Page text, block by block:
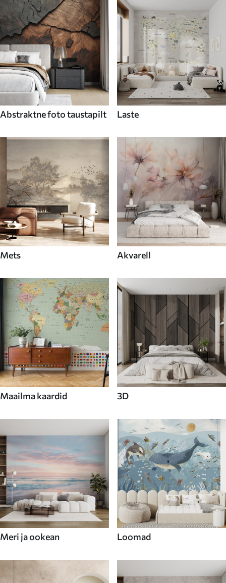
Abstraktne foto taustapilt Laste
Mets Akvarell
Maailma kaardid 3D
Meri ja ookean Loomad